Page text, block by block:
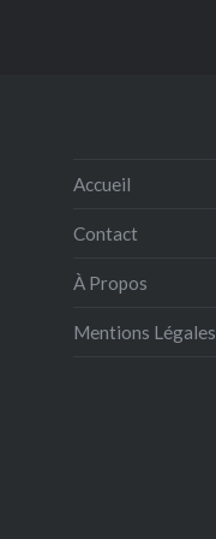
Accueil
Contact
À Propos
Mentions Légales